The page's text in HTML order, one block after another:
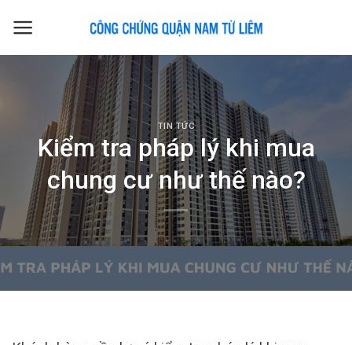
TIN TỨC
Kiểm tra pháp lý khi mua
chung cư như thế nào?